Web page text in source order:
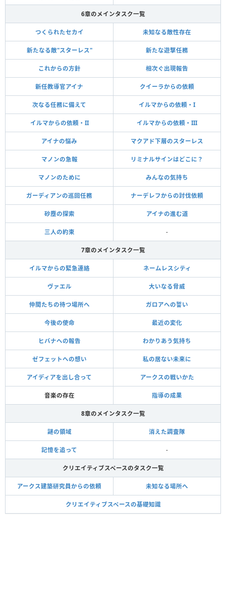
6章のメインタスク一覧
つくられたセカイ 未知なる敵性存在
新たなる敵"スターレス" 新たな遊撃任務
これからの方針 相次ぐ出現報告
新任教導官アイナ クイーラからの依頼
次なる任務に備えて イルマからの依頼・I
イルマからの依頼・II イルマからの依頼・III
アイナの悩み マクアド下層のスターレス
マノンの急報 リミナルサインはどこに？
マノンのために みんなの気持ち
ガーディアンの巡回任務 ナーデレフからの討伐依頼
砂塵の探索 アイナの進む道
三人の約束 -
7章のメインタスク一覧
イルマからの緊急連絡 ネームレスシティ
ヴァエル 大いなる脅威
仲間たちの待つ場所へ ガロアへの誓い
今後の使命 最近の変化
ヒバナへの報告 わかりあう気持ち
ゼフェットへの想い 私の居ない未来に
アイディアを出し合って アークスの戦いかた
音楽の存在 指導の成果
8章のメインタスク一覧
謎の領域 消えた調査隊
記憶を追って -
クリエイティブスペースのタスク一覧
アークス建築研究員からの依頼 未知なる場所へ
クリエイティブスペースの基礎知識